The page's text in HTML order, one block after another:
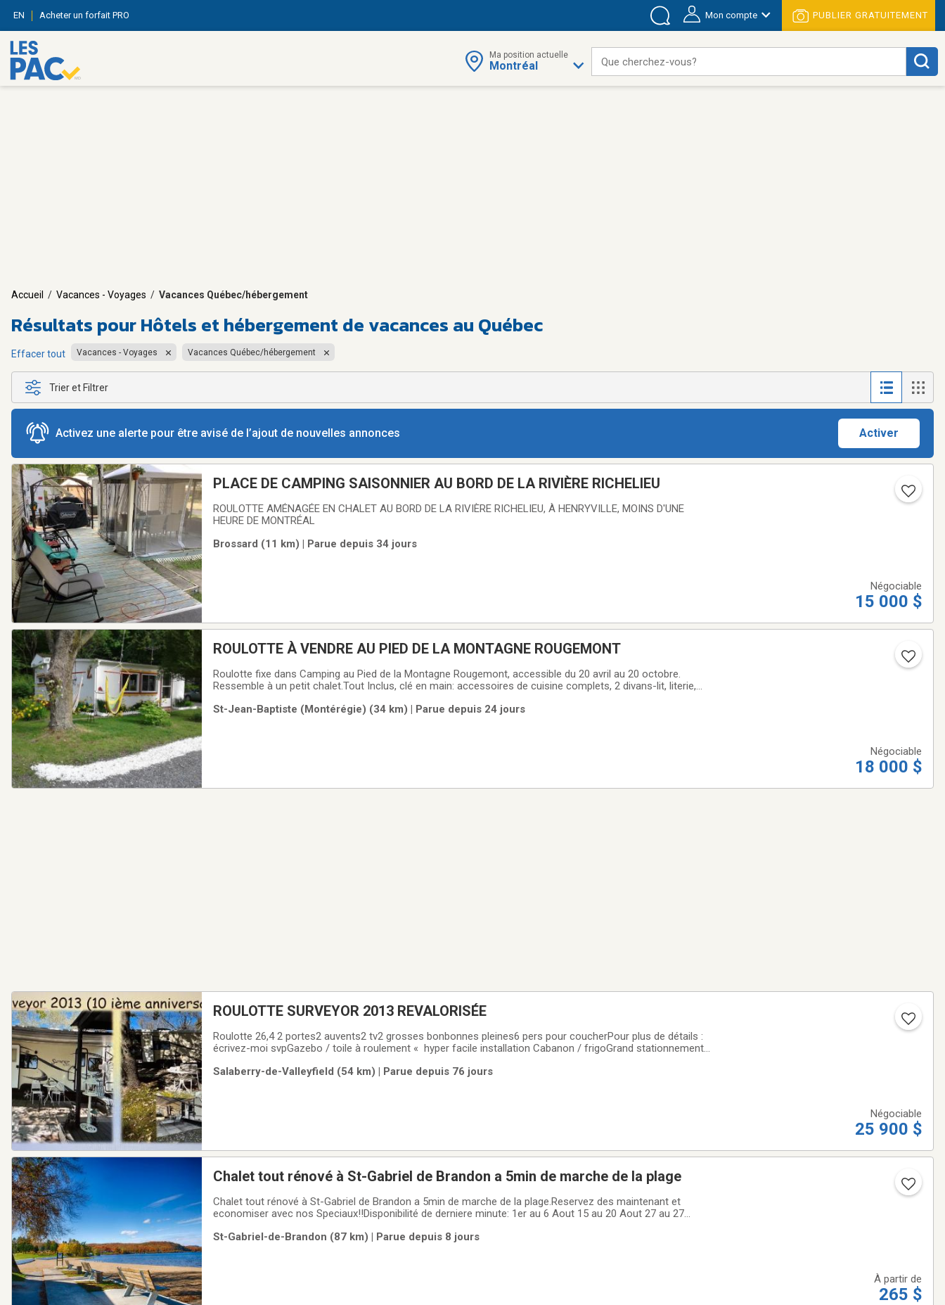
EN Acheter un forfait PRO Mon compte PUBLIER GRATUITEMENT
Ma position actuelle
Montréal Que cherchez-vous?
Accueil / Vacances - Voyages / Vacances Québec/hébergement
Résultats pourHôtels et hébergement de vacances au Québec
Effacer tout Vacances - Voyages Vacances Québec/hébergement
Trier et Filtrer
Activez une alerte pour être avisé de l’ajout de nouvelles annonces Activer
PLACE DE CAMPING SAISONNIER AU BORD DE LA RIVIÈRE RICHELIEU
ROULOTTE AMÉNAGÉE EN CHALET AU BORD DE LA RIVIÈRE RICHELIEU, À HENRYVILLE, MOINS D'UNE
HEURE DE MONTRÉAL
Brossard (11 km) | Parue depuis 34 jours
Négociable
15 000 $
ROULOTTE À VENDRE AU PIED DE LA MONTAGNE ROUGEMONT
Roulotte fixe dans Camping au Pied de la Montagne Rougemont, accessible du 20 avril au 20 octobre.
Ressemble à un petit chalet.Tout Inclus, clé en main: accessoires de cuisine complets, 2 divans-lit, literie,
objets utiles. Patio 12' X 12'.
St-Jean-Baptiste (Montérégie) (34 km) | Parue depuis 24 jours
Négociable
18 000 $
ROULOTTE SURVEYOR 2013 REVALORISÉE
Roulotte 26,4 2 portes2 auvents2 tv2 grosses bonbonnes pleines6 pers pour coucherPour plus de détails :
écrivez-moi svpGazebo / toile à roulement « hyper facile installation Cabanon / frigoGrand stationnement
Salaberry-de-Valleyfield (54 km) | Parue depuis 76 jours
Négociable
25 900 $
Chalet tout rénové à St-Gabriel de Brandon a 5min de marche de la plage
Chalet tout rénové à St-Gabriel de Brandon a 5min de marche de la plage.Reservez des maintenant et
economiser avec nos Speciaux!!Disponibilité de derniere minute: 1er au 6 Aout 15 au 20 Aout 27 au 27
St-Gabriel-de-Brandon (87 km) | Parue depuis 8 jours
À partir de
265 $